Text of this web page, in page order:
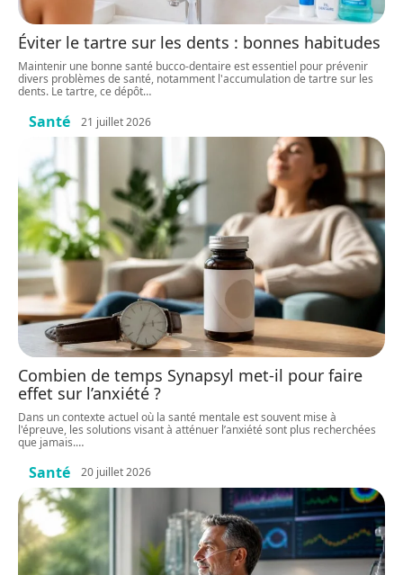
Éviter le tartre sur les dents : bonnes habitudes
Maintenir une bonne santé bucco-dentaire est essentiel pour prévenir
divers problèmes de santé, notamment l'accumulation de tartre sur les
dents. Le tartre, ce dépôt…
Santé 21 juillet 2026
Combien de temps Synapsyl met-il pour faire
effet sur l’anxiété ?
Dans un contexte actuel où la santé mentale est souvent mise à
l'épreuve, les solutions visant à atténuer l’anxiété sont plus recherchées
que jamais.…
Santé 20 juillet 2026